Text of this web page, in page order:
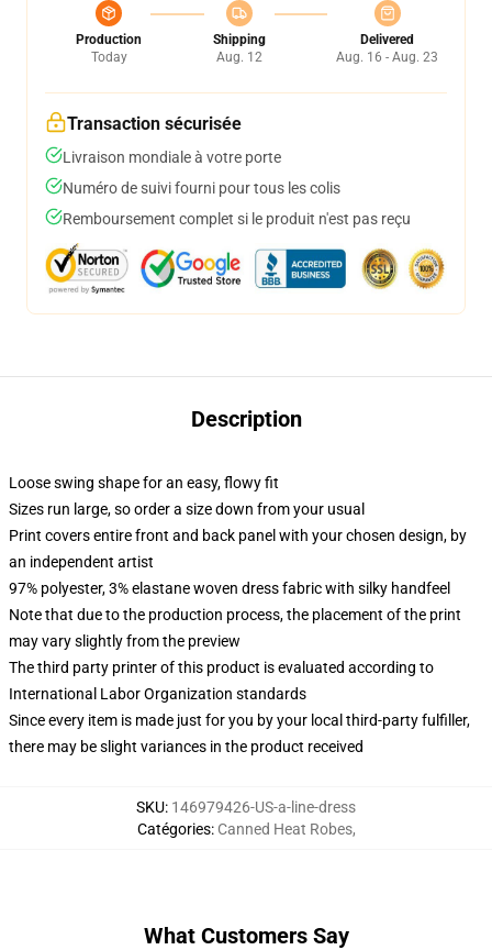
Production
Today
Shipping
Aug. 12
Delivered
Aug. 16 - Aug. 23
Transaction sécurisée
Livraison mondiale à votre porte
Numéro de suivi fourni pour tous les colis
Remboursement complet si le produit n'est pas reçu
Description
Loose swing shape for an easy, flowy fit
Sizes run large, so order a size down from your usual
Print covers entire front and back panel with your chosen design, by
an independent artist
97% polyester, 3% elastane woven dress fabric with silky handfeel
Note that due to the production process, the placement of the print
may vary slightly from the preview
The third party printer of this product is evaluated according to
International Labor Organization standards
Since every item is made just for you by your local third-party fulfiller,
there may be slight variances in the product received
SKU: 146979426-US-a-line-dress
Catégories: Canned Heat Robes,
What Customers Say